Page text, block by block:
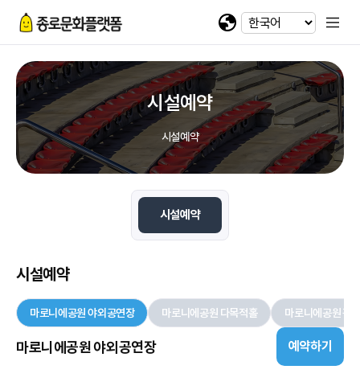
시설예약
시설예약
시설예약
시설예약
마로니에공원 야외공연장 마로니에공원 다목적홀 마로니에공원 광
마로니에공원 야외공연장 예약하기
카카오 로그인
네이버 로그인
일회용 로그인
이메일
@
첨부파일
jpg, jpeg, png, pdf 파일만 업로드 가능합니다. (10MB 이하)
첨부파일
공연명 선택
번호 선택
회차정보 발급수량
선택